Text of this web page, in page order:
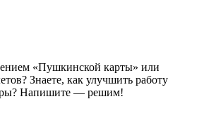
«Пушкинской карты» или
Знаете, как улучшить работу
Напишите — решим!